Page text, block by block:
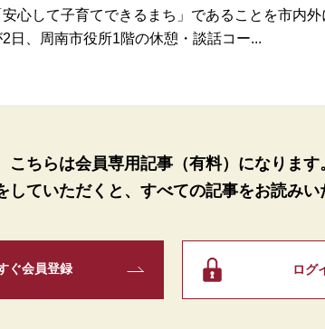
心して子育てできるまち」であることを市内
日、周南市役所1階の休憩・談話コー...
こちらは会員専用記事（有料）になります
していただくと、 すべての記事をお読みい
ぐ会員登録 ログ